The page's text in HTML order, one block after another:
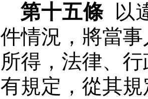
第十五條 以
件情況，將當
所得，法律、
有規定，從其